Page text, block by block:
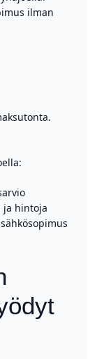
ilman
ja hintoja